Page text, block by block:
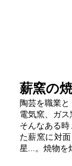
薪窯の
陶芸を職業
電気窯、ガス
そんなある
た薪窯に対
星...。焼物を